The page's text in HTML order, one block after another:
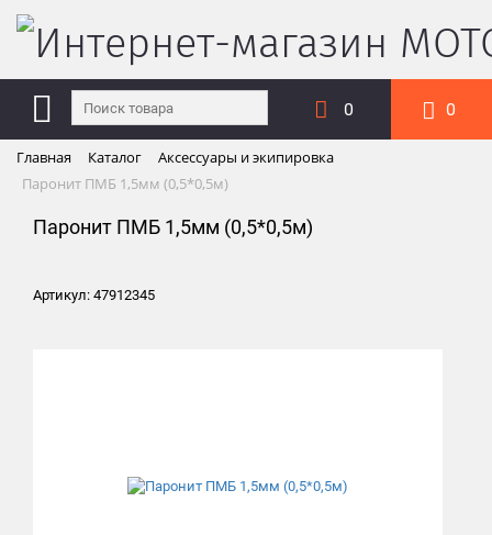
0 0
Главная Каталог
Аксессуары и экипировка
Паронит ПМБ 1,5мм (0,5*0,5м)
Паронит ПМБ 1,5мм (0,5*0,5м)
Артикул: 47912345